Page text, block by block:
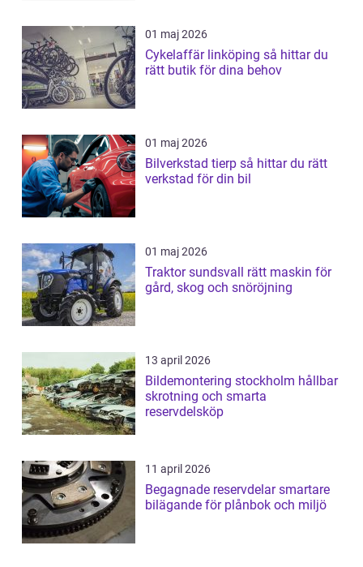
01 maj 2026
Cykelaffär linköping så hittar du
rätt butik för dina behov
01 maj 2026
Bilverkstad tierp så hittar du rätt
verkstad för din bil
01 maj 2026
Traktor sundsvall rätt maskin för
gård, skog och snöröjning
13 april 2026
Bildemontering stockholm hållbar
skrotning och smarta
reservdelsköp
11 april 2026
Begagnade reservdelar smartare
bilägande för plånbok och miljö